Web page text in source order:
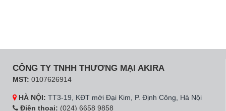
CÔNG TY TNHH THƯƠNG MẠI AKIRA
MST: 0107626914
HÀ NỘI: TT3-19, KĐT mới Đại Kim, P. Định Công, Hà Nội
Điện thoại: (024) 6658 9858